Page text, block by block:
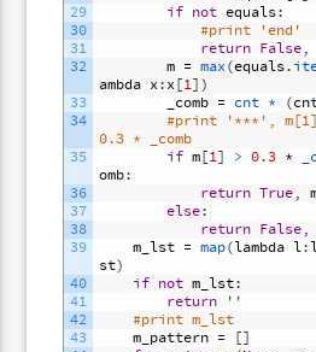
29
30
31
32
33
34
35
36
37
38
39
40
41
42
43
if not equals:
#print 'end'
return False,
m = max(equals.
ambda x:x[1])
_comb = cnt * (
#print '***',
0.3 * _comb
if m[1] > 0.3 *
omb:
return True,
else:
return False,
m_lst = map(lambda l:
st)
if not m_lst:
return ''
#print m_lst
m_pattern = []